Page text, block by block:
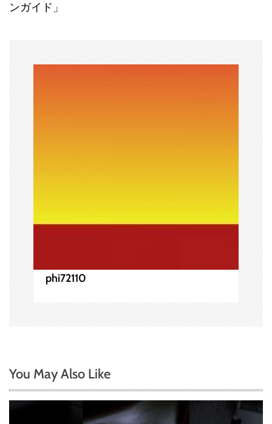
ゲ
ー
シ
ョ
ン
ンガイド」
phi72110
You May Also Like